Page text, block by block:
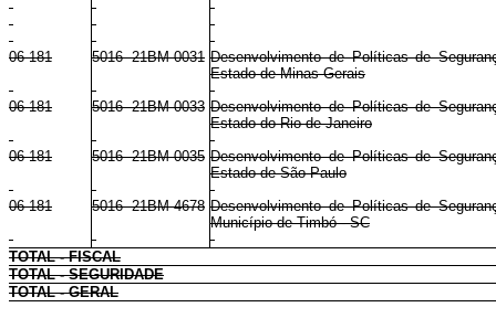
06 181 5016 21BM 0031 Desenvolvimento de Políticas de
Estado de Minas Gerais
06 181
5016 21BM 0033 Desenvolvimento de Políticas de
Estado do Rio de Janeiro
06 181
5016 21BM 0035 Desenvolvimento de Políticas de
Estado de São Paulo
06 181
5016 21BM 4678 Desenvolvimento de Políticas de
Município de Timbó - SC
TOTAL - FISCAL
TOTAL - SEGURIDADE
TOTAL - GERAL